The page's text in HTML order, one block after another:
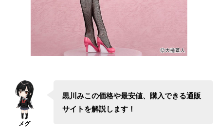
黒川みこの価格や最安値、購入できる通販
サイトを解説します！